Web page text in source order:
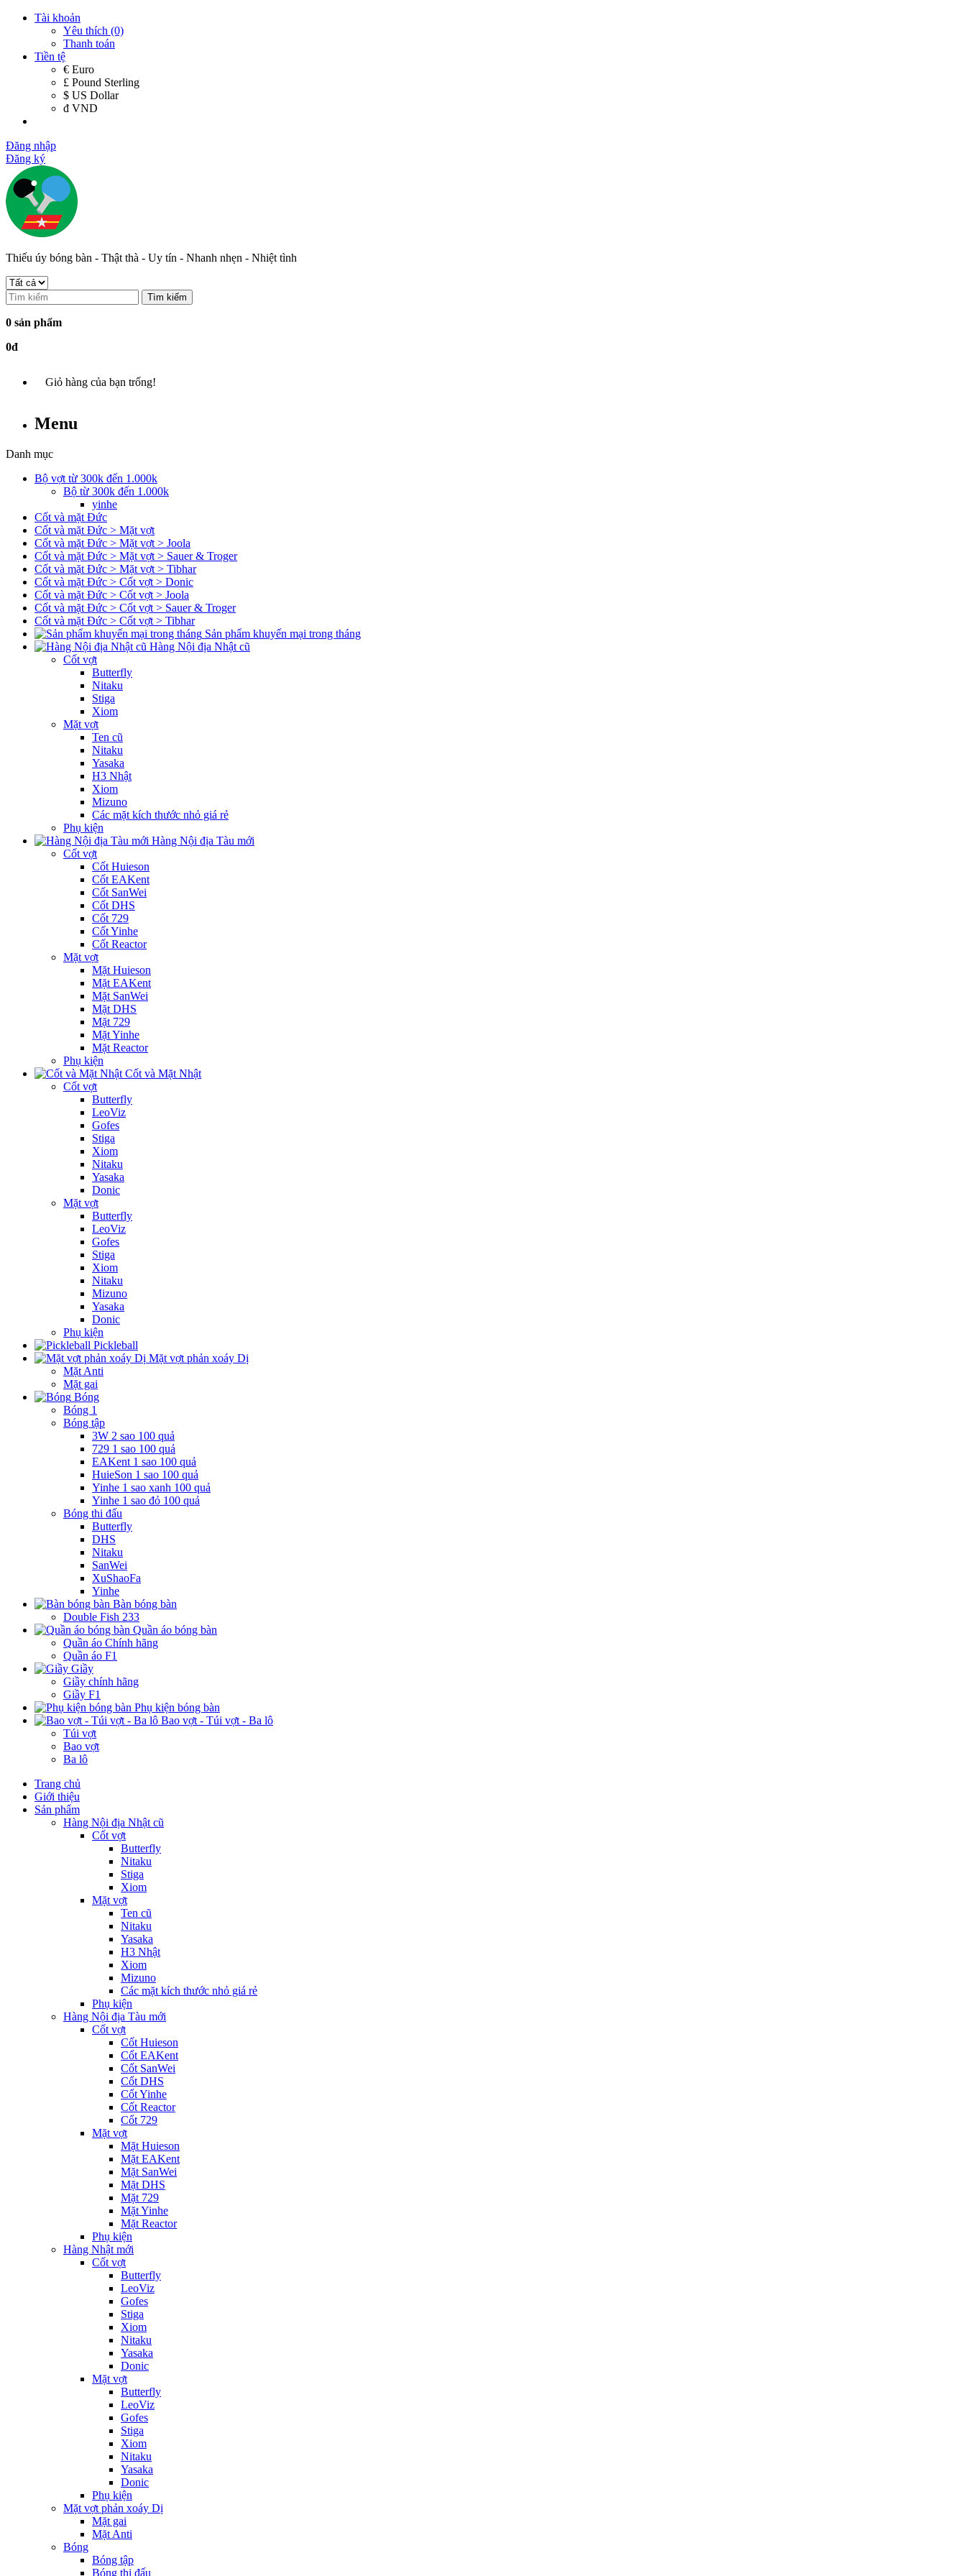
Tài khoản
Yêu thích (0)
Thanh toán
Tiền tệ
€ Euro
£ Pound Sterling
$ US Dollar
đ VND
Đăng nhập
Đăng ký
Thiếu úy bóng bàn - Thật thà - Uy tín - Nhanh nhẹn - Nhiệt tình
Tìm kiếm
0 sản phẩm
0đ
Giỏ hàng của bạn trống!
Menu
Danh mục
Bộ vợt từ 300k đến 1.000k
Bộ từ 300k đến 1.000k
yinhe
Cốt và mặt Đức
Cốt và mặt Đức > Mặt vợt
Cốt và mặt Đức > Mặt vợt > Joola
Cốt và mặt Đức > Mặt vợt > Sauer & Troger
Cốt và mặt Đức > Mặt vợt > Tibhar
Cốt và mặt Đức > Cốt vợt > Donic
Cốt và mặt Đức > Cốt vợt > Joola
Cốt và mặt Đức > Cốt vợt > Sauer & Troger
Cốt và mặt Đức > Cốt vợt > Tibhar
Sản phẩm khuyến mại trong tháng
Hàng Nội địa Nhật cũ
Cốt vợt
Butterfly
Nitaku
Stiga
Xiom
Mặt vợt
Ten cũ
Nitaku
Yasaka
H3 Nhật
Xiom
Mizuno
Các mặt kích thước nhỏ giá rẻ
Phụ kiện
Hàng Nội địa Tàu mới
Cốt vợt
Cốt Huieson
Cốt EAKent
Cốt SanWei
Cốt DHS
Cốt 729
Cốt Yinhe
Cốt Reactor
Mặt vợt
Mặt Huieson
Mặt EAKent
Mặt SanWei
Mặt DHS
Mặt 729
Mặt Yinhe
Mặt Reactor
Phụ kiện
Cốt và Mặt Nhật
Cốt vợt
Butterfly
LeoViz
Gofes
Stiga
Xiom
Nitaku
Yasaka
Donic
Mặt vợt
Butterfly
LeoViz
Gofes
Stiga
Xiom
Nitaku
Mizuno
Yasaka
Donic
Phụ kiện
Pickleball
Mặt vợt phản xoáy Dị
Mặt Anti
Mặt gai
Bóng
Bóng 1
Bóng tập
3W 2 sao 100 quả
729 1 sao 100 quả
EAKent 1 sao 100 quả
HuieSon 1 sao 100 quả
Yinhe 1 sao xanh 100 quả
Yinhe 1 sao đỏ 100 quả
Bóng thi đấu
Butterfly
DHS
Nitaku
SanWei
XuShaoFa
Yinhe
Bàn bóng bàn
Double Fish 233
Quần áo bóng bàn
Quần áo Chính hãng
Quần áo F1
Giầy
Giầy chính hãng
Giầy F1
Phụ kiện bóng bàn
Bao vợt - Túi vợt - Ba lô
Túi vợt
Bao vợt
Ba lô
Trang chủ
Giới thiệu
Sản phẩm
Hàng Nội địa Nhật cũ
Cốt vợt
Butterfly
Nitaku
Stiga
Xiom
Mặt vợt
Ten cũ
Nitaku
Yasaka
H3 Nhật
Xiom
Mizuno
Các mặt kích thước nhỏ giá rẻ
Phụ kiện
Hàng Nội địa Tàu mới
Cốt vợt
Cốt Huieson
Cốt EAKent
Cốt SanWei
Cốt DHS
Cốt Yinhe
Cốt Reactor
Cốt 729
Mặt vợt
Mặt Huieson
Mặt EAKent
Mặt SanWei
Mặt DHS
Mặt 729
Mặt Yinhe
Mặt Reactor
Phụ kiện
Hàng Nhật mới
Cốt vợt
Butterfly
LeoViz
Gofes
Stiga
Xiom
Nitaku
Yasaka
Donic
Mặt vợt
Butterfly
LeoViz
Gofes
Stiga
Xiom
Nitaku
Yasaka
Donic
Phụ kiện
Mặt vợt phản xoáy Dị
Mặt gai
Mặt Anti
Bóng
Bóng tập
Bóng thi đấu